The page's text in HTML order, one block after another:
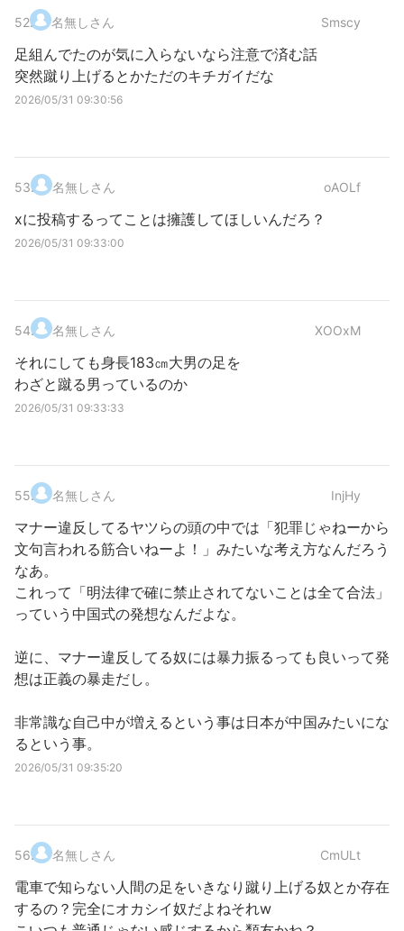
52. 名無しさん Smscy
足組んでたのが気に入らないなら注意で済む話
突然蹴り上げるとかただのキチガイだな
2026/05/31 09:30:56
53. 名無しさん oAOLf
xに投稿するってことは擁護してほしいんだろ？
2026/05/31 09:33:00
54. 名無しさん XOOxM
それにしても身長183㎝大男の足を
わざと蹴る男っているのか
2026/05/31 09:33:33
55. 名無しさん InjHy
マナー違反してるヤツらの頭の中では「犯罪じゃねーから
文句言われる筋合いねーよ！」みたいな考え方なんだろう
なあ。
これって「明法律で確に禁止されてないことは全て合法」
っていう中国式の発想なんだよな。
逆に、マナー違反してる奴には暴力振るっても良いって発
想は正義の暴走だし。
非常識な自己中が増えるという事は日本が中国みたいにな
るという事。
2026/05/31 09:35:20
56. 名無しさん CmULt
電車で知らない人間の足をいきなり蹴り上げる奴とか存在
するの？完全にオカシイ奴だよねそれw